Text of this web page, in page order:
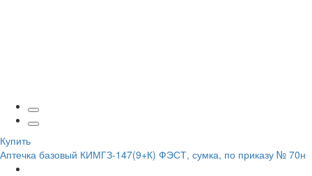
Купить
Аптечка базовый КИМГЗ-147(9+К) ФЭСТ, сумка, по приказу № 70н